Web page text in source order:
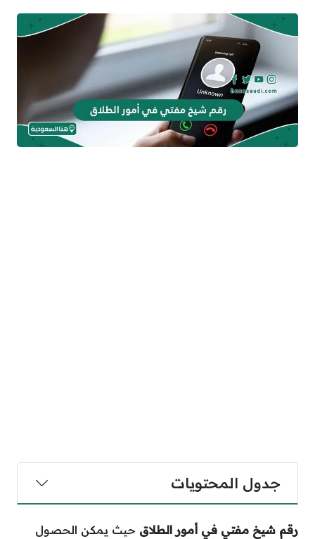
جدول المحتويات
رقم شيخ مفتي في أمور الطلاق حيث يمكن الحصول